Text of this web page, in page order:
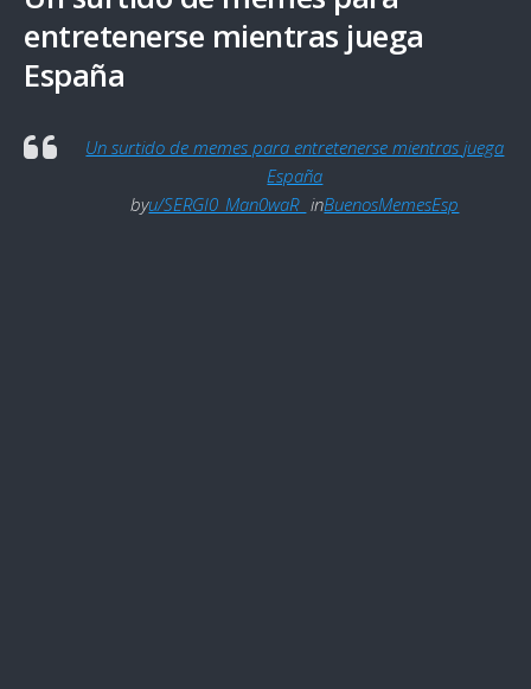
entretenerse mientras juega
España
Un surtido de memes para entretenerse mientras juega
España
byu/SERGI0_Man0waR_ inBuenosMemesEsp